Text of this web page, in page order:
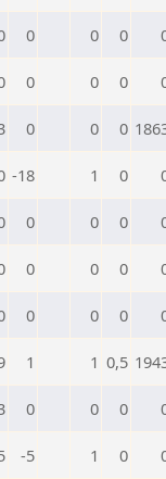
0 0 0
0 0 0
0 0 0
-18 1 0
0 0 0
0 0 0
0 0 0
1 1 0,5
0 0 0
-5 1 0